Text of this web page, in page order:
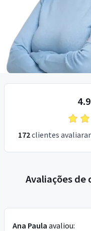
172clientes
Avaliações de
Ana Paula avaliou: